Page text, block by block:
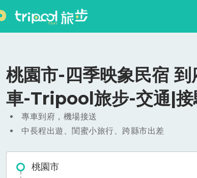
桃園市-四季映象民宿
車-Tripool旅步-交通|接
專車到府，機場接送
中長程出遊、閨蜜小旅行、跨縣市出差
桃園市